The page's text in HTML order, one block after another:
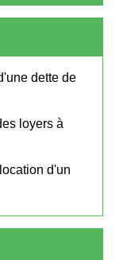
dette de
loyers à
d'un